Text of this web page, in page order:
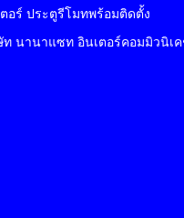
ตอร์ ประตูรีโมทพร้อมติดตั้ง
ท นานาแซท อินเตอร์คอมมิวนิเ